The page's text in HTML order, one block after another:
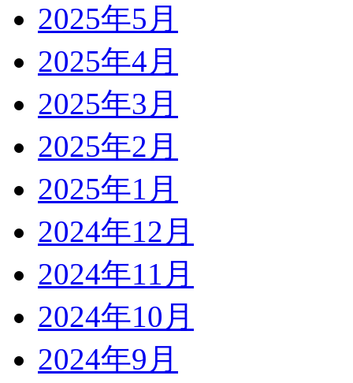
2025年5月
2025年4月
2025年3月
2025年2月
2025年1月
2024年12月
2024年11月
2024年10月
2024年9月